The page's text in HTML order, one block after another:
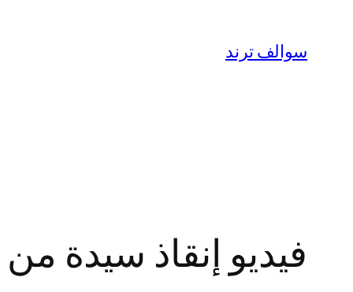
المحتوى
سوالف ترند
فيديو إنقاذ سيدة من